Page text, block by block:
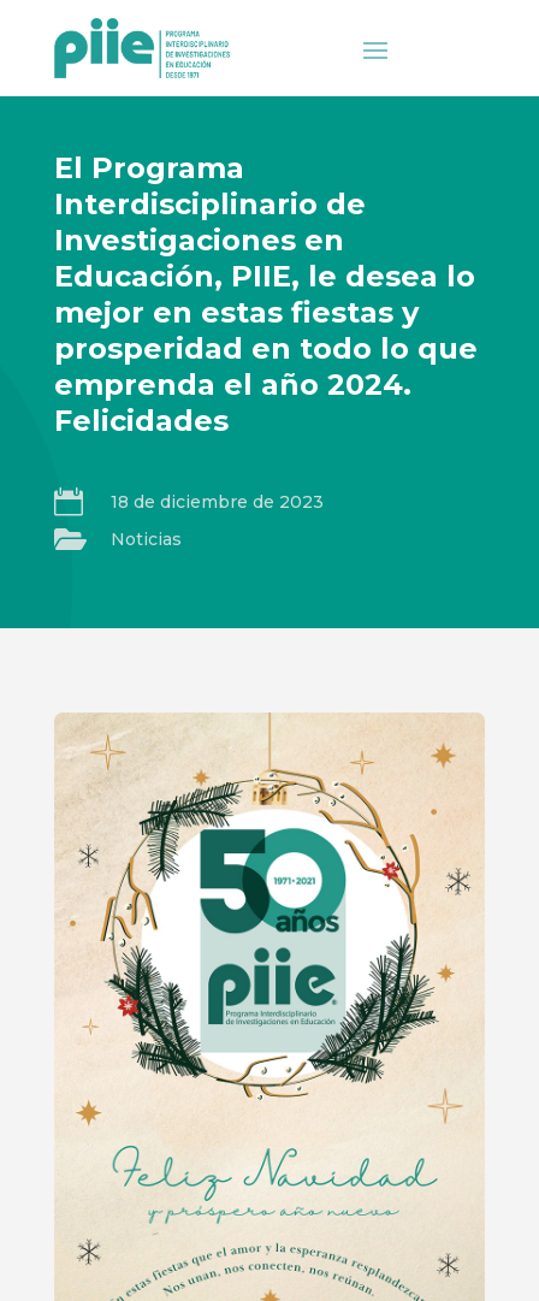
El Programa
Interdisciplinario de
Investigaciones en
Educación, PIIE, le desea lo
mejor en estas fiestas y
prosperidad en todo lo que
emprenda el año 2024.
Felicidades
 18 de diciembre de 2023
 Noticias